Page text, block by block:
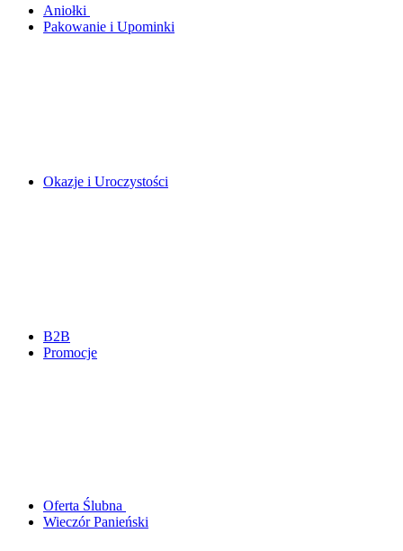
Aniołki
Pakowanie i Upominki
Okazje i Uroczystości
B2B
Promocje
Oferta Ślubna
Wieczór Panieński